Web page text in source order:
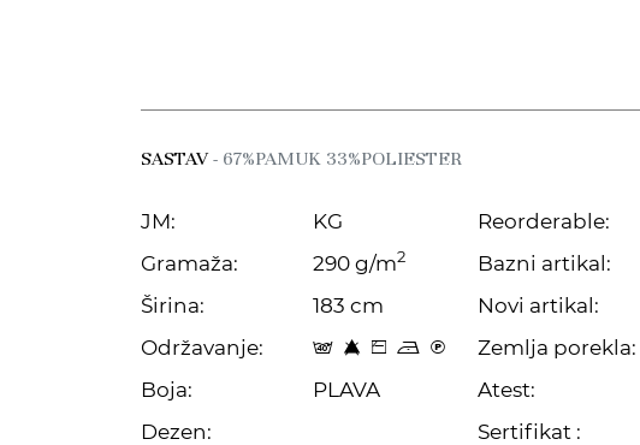
SASTAV- 67%PAMUK 33%POLIESTER
JM:
KG
Gramaža:
290 g/m2
Širina:
183 cm
Održavanje:
t 8 Z o C
Boja:
PLAVA
Dezen:
Reorderable:
Bazni artikal:
Novi artikal:
Zemlja porekla:
Atest:
Sertifikat :